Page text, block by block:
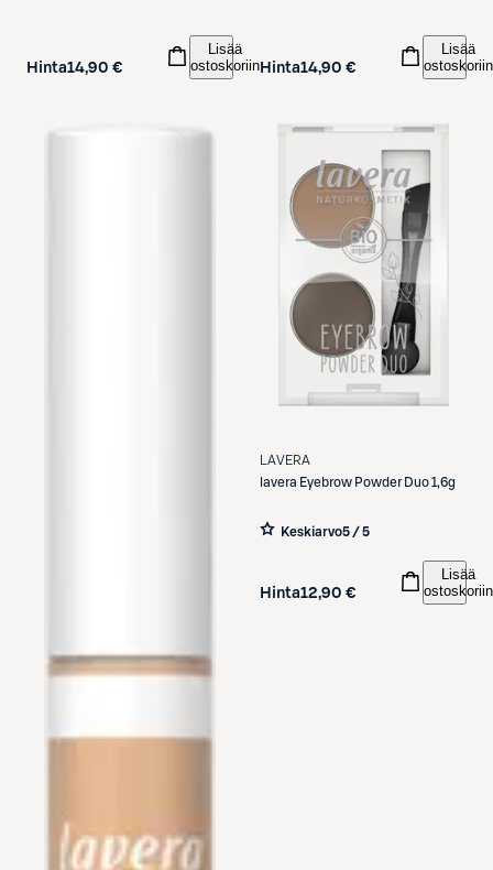
Hinta14,90 €
Lisää
ostoskoriin Hinta14,90 €
Lisää
ostoskoriin
LAVERA
lavera Eyebrow Powder Duo 1,6g
Keskiarvo5 / 5
Hinta12,90 €
Lisää
ostoskoriin